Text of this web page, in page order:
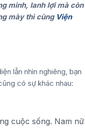
minh, lanh lợi mà còn
mày thì cùng Viện
lẫn nhìn nghiêng, bạn
có sự khác nhau:
cuộc sống. Nam nữ